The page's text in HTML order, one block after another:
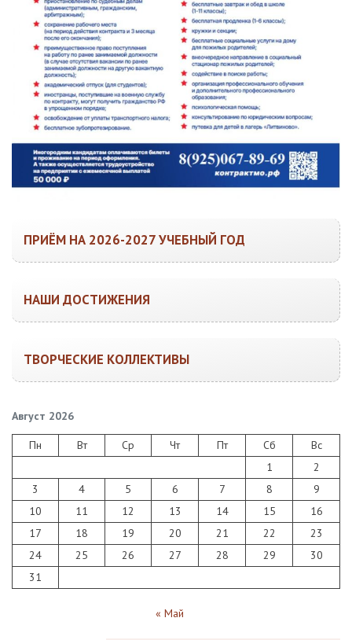
ПРИЁМ НА 2026-2027 УЧЕБНЫЙ ГОД
НАШИ ДОСТИЖЕНИЯ
ТВОРЧЕСКИЕ КОЛЛЕКТИВЫ
Август 2026
Пн Вт Ср Чт Пт Сб
Вс
1
2
3
4 5 6 7 8
9
10
11 12 13 14 15
16
17
18 19 20 21 22
23
24
25 26 27 28 29
30
31
« Май